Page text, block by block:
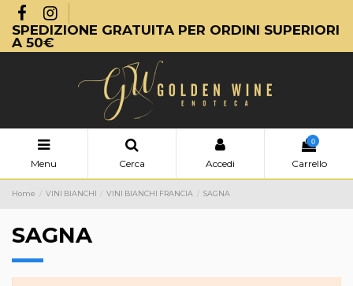
SPEDIZIONE GRATUITA PER ORDINI SUPERIORI
A 50€
Menu Cerca Accedi
0
Carrello
Home VINI BIANCHI VINI BIANCHI FRANCIA SAGNA
SAGNA